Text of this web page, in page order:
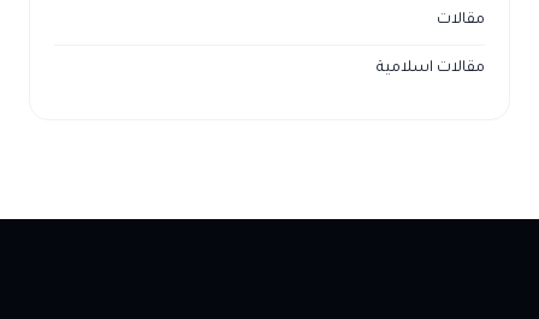
مقالات
مقالات اسلامية